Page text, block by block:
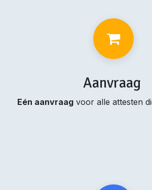
Aanvraag
Eén aanvraag voor alle attesten